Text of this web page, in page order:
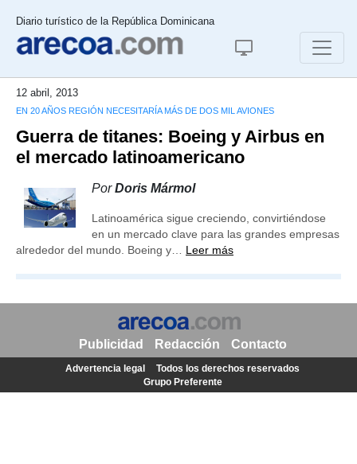
Diario turístico de la República Dominicana
12 abril, 2013
EN 20 AÑOS REGIÓN NECESITARÍA MÁS DE DOS MIL AVIONES
Guerra de titanes: Boeing y Airbus en
el mercado latinoamericano
PorDoris Mármol
Latinoamérica sigue creciendo, convirtiéndose
en un mercado clave para las grandes empresas
alrededor del mundo. Boeing y… Leer más
Publicidad Redacción Contacto
Advertencia legal
Todos los derechos reservados
Grupo Preferente